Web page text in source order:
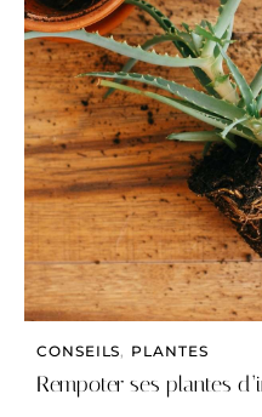
CONSEILS, PLANTES
Rempoter ses plantes